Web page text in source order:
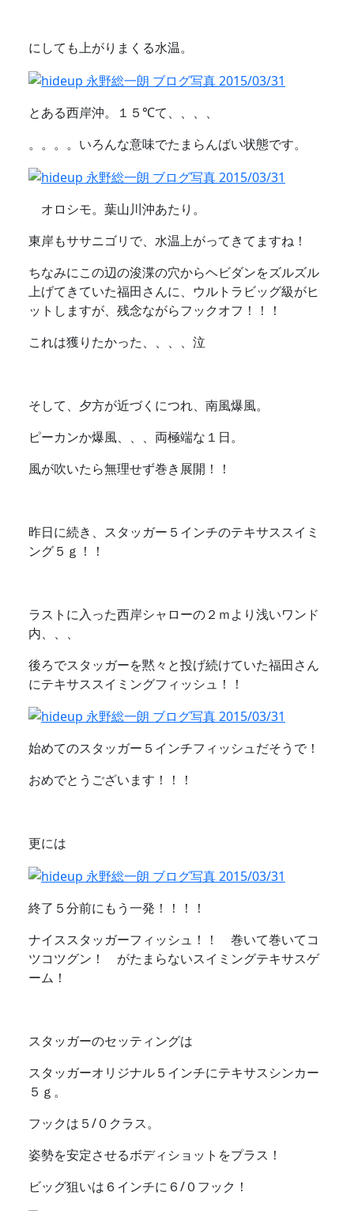
にしても上がりまくる水温。
とある西岸沖。１５℃て、、、、
。。。。いろんな意味でたまらんばい状態です。
オロシモ。葉山川沖あたり。
東岸もササニゴリで、水温上がってきてますね！
ちなみにこの辺の浚渫の穴からヘビダンをズルズル
上げてきていた福田さんに、ウルトラビッグ級がヒ
ットしますが、残念ながらフックオフ！！！
これは獲りたかった、、、、泣
そして、夕方が近づくにつれ、南風爆風。
ピーカンか爆風、、、両極端な１日。
風が吹いたら無理せず巻き展開！！
昨日に続き、スタッガー５インチのテキサススイミ
ング５ｇ！！
ラストに入った西岸シャローの２ｍより浅いワンド
内、、、
後ろでスタッガーを黙々と投げ続けていた福田さん
にテキサススイミングフィッシュ！！
始めてのスタッガー５インチフィッシュだそうで！
おめでとうございます！！！
更には
終了５分前にもう一発！！！！
ナイススタッガーフィッシュ！！ 巻いて巻いてコ
ツコツグン！ がたまらないスイミングテキサスゲ
ーム！
スタッガーのセッティングは
スタッガーオリジナル５インチにテキサスシンカー
５ｇ。
フックは５/０クラス。
姿勢を安定させるボディショットをプラス！
ビッグ狙いは６インチに６/０フック！